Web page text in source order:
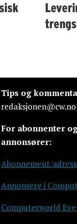
trengs
Tips og
redaksjonen@cw.no
For abonnenter
annonsører:
Abonnement/
Annonsere i
Computerworld